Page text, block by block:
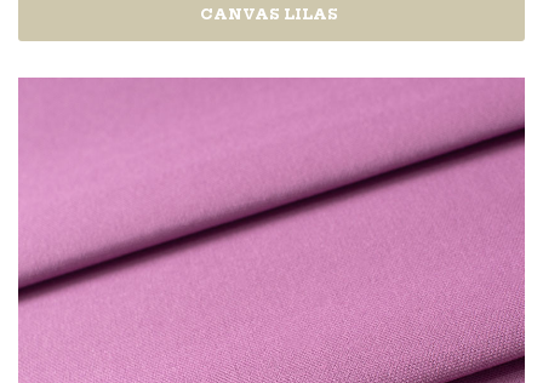
CANVAS LILAS